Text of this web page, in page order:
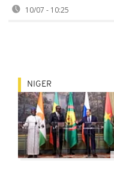
10/07 - 10:25
NIGER